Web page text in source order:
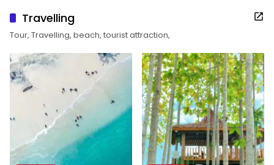
Travelling
Tour, Travelling, beach, tourist attraction,